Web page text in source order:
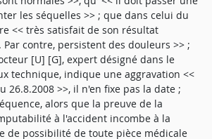
les séquelles >> ; que dans celui du
<< très satisfait de son résultat
contre, persistent des douleurs >> ;
[U] [G], expert désigné dans le
technique, indique une aggravation <<
26.8.2008 >>, il n'en fixe pas la date ;
alors que la preuve de la
à l'accident incombe à la
de possibilité de toute pièce médicale